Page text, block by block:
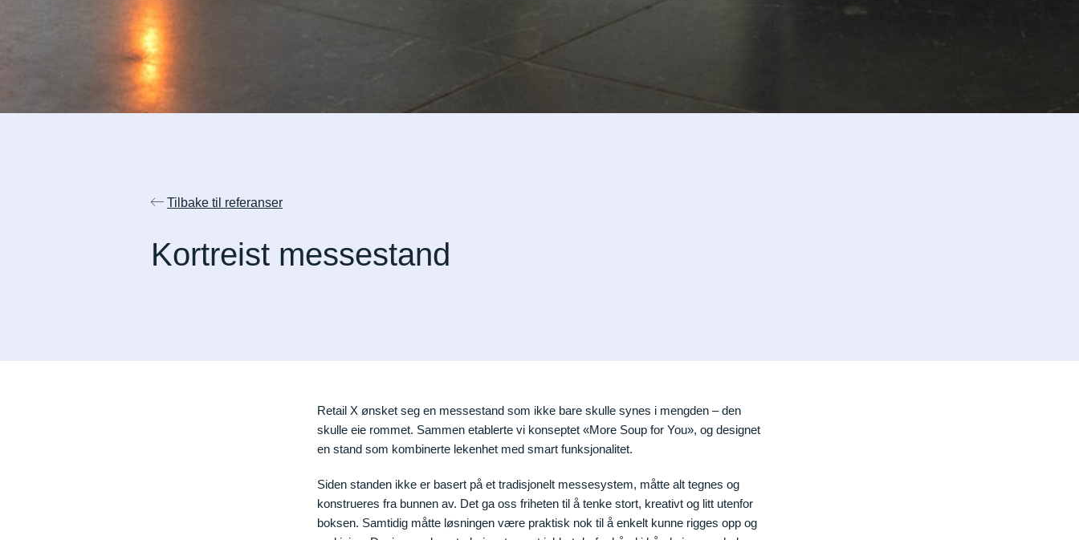
Tilbake til referanser
Kortreist messestand
Retail X ønsket seg en messestand som ikke bare skulle synes i mengden – den
skulle eie rommet. Sammen etablerte vi konseptet «More Soup for You», og designet
en stand som kombinerte lekenhet med smart funksjonalitet.
Siden standen ikke er basert på et tradisjonelt messesystem, måtte alt tegnes og
konstrueres fra bunnen av. Det ga oss friheten til å tenke stort, kreativt og litt utenfor
boksen. Samtidig måtte løsningen være praktisk nok til å enkelt kunne rigges opp og